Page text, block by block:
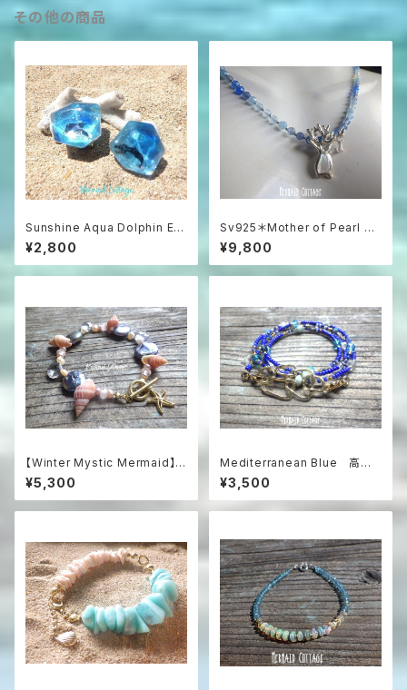
その他の商品
Sunshine Aqua Dolphin Ear
rings（蝶バネクリップタイプ）
¥2,800
Sv925＊Mother of Pearl &
Coral Ocean Necklace
¥9,800
【Winter Mystic Mermaid】ヒ
トデとパールのロマンティック・
ブレスレット
¥5,300
Mediterranean Blue 高級
チェコガラス煌めく5way ロング
ネックレス＆グラスコード/眼鏡・
マスクホルダー
¥3,500